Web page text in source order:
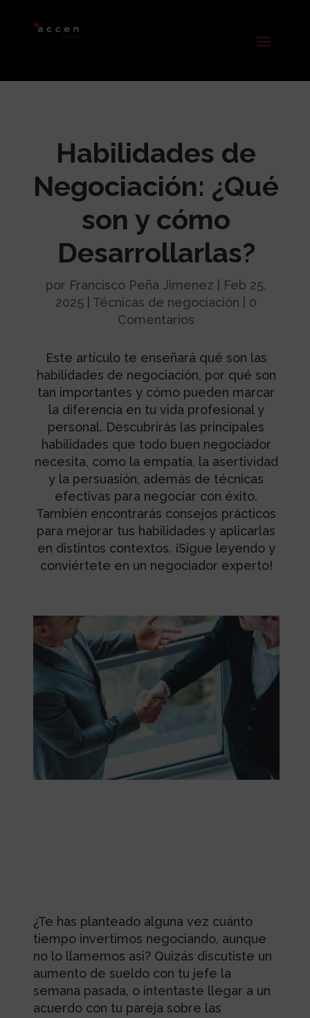
Habilidades de
Negociación: ¿Qué
son y cómo
Desarrollarlas?
por Francisco Peña Jimenez
Feb 25,
2025
Técnicas de negociación
0
Comentarios
Este artículo te enseñará qué son las
habilidades de negociación, por qué son
tan importantes y cómo pueden marcar
la diferencia en tu vida profesional y
personal. Descubrirás las principales
habilidades que todo buen negociador
necesita, como la empatía, la asertividad
y la persuasión, además de técnicas
efectivas para negociar con éxito.
También encontrarás consejos prácticos
para mejorar tus habilidades y aplicarlas
en distintos contextos. ¡Sigue leyendo y
conviértete en un negociador experto!
¿Te has planteado alguna vez cuánto
tiempo invertimos negociando, aunque
no lo llamemos así? Quizás discutiste un
aumento de sueldo con tu jefe la
semana pasada, o intentaste llegar a un
acuerdo con tu pareja sobre las